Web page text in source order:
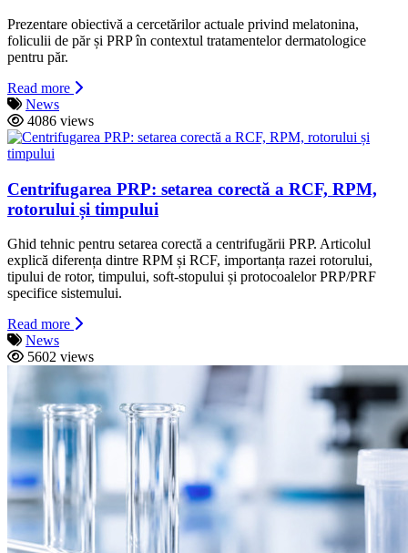
Prezentare obiectivă a cercetărilor actuale privind melatonina,
foliculii de păr și PRP în contextul tratamentelor dermatologice
pentru păr.
Read more
News
4086 views
Centrifugarea PRP: setarea corectă a RCF, RPM,
rotorului și timpului
Ghid tehnic pentru setarea corectă a centrifugării PRP. Articolul
explică diferența dintre RPM și RCF, importanța razei rotorului,
tipului de rotor, timpului, soft-stopului și protocoalelor PRP/PRF
specifice sistemului.
Read more
News
5602 views